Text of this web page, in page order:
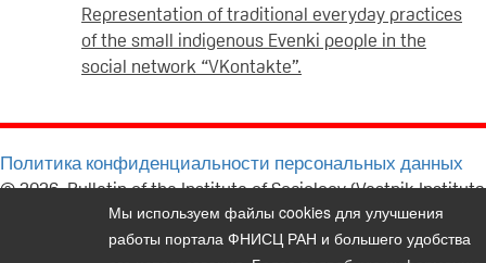
Representation of traditional everyday practices
of the small indigenous Evenki people in the
social network “VKontakte”.
Политика конфиденциальности персональных данных
© 2026, Bulletin of the Institute of Sociology (Vestnik Instituta
vestnik@isras.ru
Мы используем файлы cookies для улучшения
работы портала ФНИСЦ РАН и большего удобства